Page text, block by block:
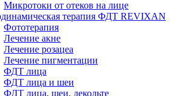
Микротоки от отеков на лице
терапия ФДТ REVIXAN
Фототерапия
Лечение акне
Лечение розацеа
Лечение пигментации
ФДТ лица
ФДТ лица и шеи
ФДТ лица, шеи, декольте